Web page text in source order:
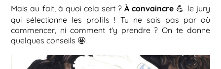
Mais au fait, à quoi cela sert ?À convaincre 💪 le jury
qui sélectionne les profils ! Tu ne sais pas par où
commencer, ni comment t'y prendre ? On te donne
quelques conseils 🤩.